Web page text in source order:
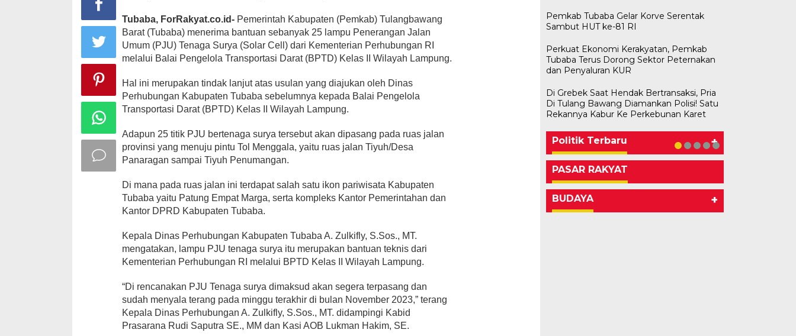
Tubaba, ForRakyat.co.id- Pemerintah Kabupaten (Pemkab) Tulangbawang
Barat (Tubaba) menerima bantuan sebanyak 25 lampu Penerangan Jalan
Umum (PJU) Tenaga Surya (Solar Cell) dari Kementerian Perhubungan RI
melalui Balai Pengelola Transportasi Darat (BPTD) Kelas II Wilayah Lampung.
Hal ini merupakan tindak lanjut atas usulan yang diajukan oleh Dinas
Perhubungan Kabupaten Tubaba sebelumnya kepada Balai Pengelola
Transportasi Darat (BPTD) Kelas II Wilayah Lampung.
Adapun 25 titik PJU bertenaga surya tersebut akan dipasang pada ruas jalan
provinsi yang menuju pintu Tol Menggala, yaitu ruas jalan Tiyuh/Desa
Panaragan sampai Tiyuh Penumangan.
Di mana pada ruas jalan ini terdapat salah satu ikon pariwisata Kabupaten
Tubaba yaitu Patung Empat Marga, serta kompleks Kantor Pemerintahan dan
Kantor DPRD Kabupaten Tubaba.
Kepala Dinas Perhubungan Kabupaten Tubaba A. Zulkifly, S.Sos., MT.
mengatakan, lampu PJU tenaga surya itu merupakan bantuan teknis dari
Kementerian Perhubungan RI melalui BPTD Kelas II Wilayah Lampung.
“Di rencanakan PJU Tenaga surya dimaksud akan segera terpasang dan
sudah menyala terang pada minggu terakhir di bulan November 2023,” terang
Kepala Dinas Perhubungan A. Zulkifly, S.Sos., MT. didampingi Kabid
Prasarana Rudi Saputra SE., MM dan Kasi AOB Lukman Hakim, SE.
Pemkab Tubaba Gelar Korve Serentak
Sambut HUT ke-81 RI
Perkuat Ekonomi Kerakyatan, Pemkab
Tubaba Terus Dorong Sektor Peternakan
dan Penyaluran KUR
Di Grebek Saat Hendak Bertransaksi, Pria
Di Tulang Bawang Diamankan Polisi! Satu
Rekannya Kabur Ke Perkebunan Karet
Politik Terbaru +
Bawaslu Tegaskan Sikap Siap
Bersinergi Dengan PWI Tulang
Di KABAR AKTUAL, POLITIK
Usai Musda, DPD Golkar Tulang
Di POLITIK | 11 Mei 2026
M. Aris Pratama Hanan Resmi
‘Nakhodai’ DPD II Partai Golkar
Di POLITIK | 1 Mei 2026
Herman HN Lantik Budi Yohanda
sebagai Ketua DPD Partai
Di POLITIK | 29 Januari 2026
Bupati Tubaba Hadiri Pelantikan
Pengurus DPD dan DPC Partai
Di POLITIK | 28 Januari 2026
PASAR RAKYAT
BUDAYA +